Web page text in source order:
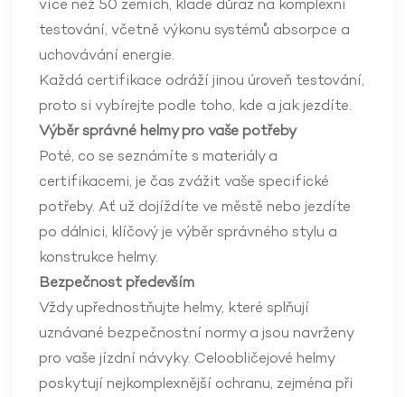
více než 50 zemích, klade důraz na komplexní
testování, včetně výkonu systémů absorpce a
uchovávání energie.
Každá certifikace odráží jinou úroveň testování,
proto si vybírejte podle toho, kde a jak jezdíte.
Výběr správné helmy pro vaše potřeby
Poté, co se seznámíte s materiály a
certifikacemi, je čas zvážit vaše specifické
potřeby. Ať už dojíždíte ve městě nebo jezdíte
po dálnici, klíčový je výběr správného stylu a
konstrukce helmy.
Bezpečnost především
Vždy upřednostňujte helmy, které splňují
uznávané bezpečnostní normy a jsou navrženy
pro vaše jízdní návyky. Celoobličejové helmy
poskytují nejkomplexnější ochranu, zejména při